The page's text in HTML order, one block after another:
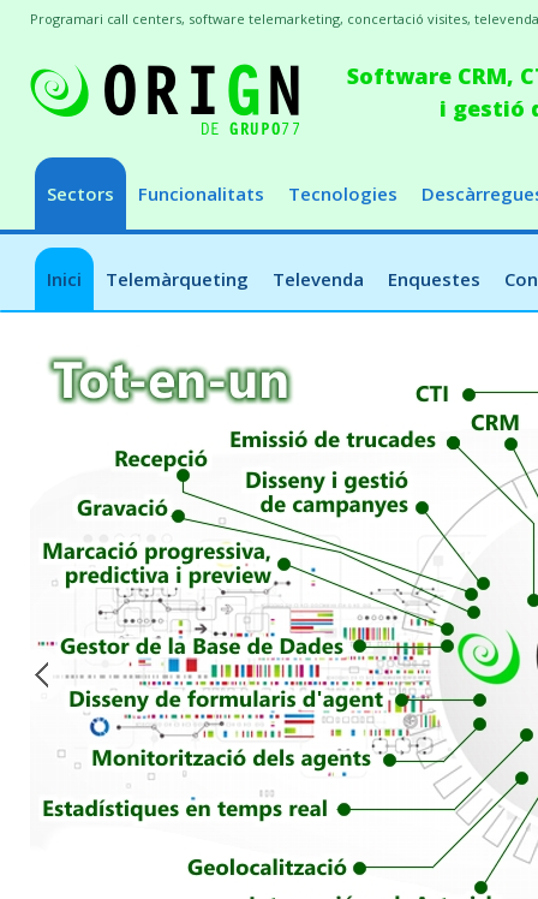
Software CRM,
i gestió
Sectors Funcionalitats Tecnologies
Inici Telemàrqueting Televenda Enquestes
Programari call centers, software telemarketing, concertació visites,